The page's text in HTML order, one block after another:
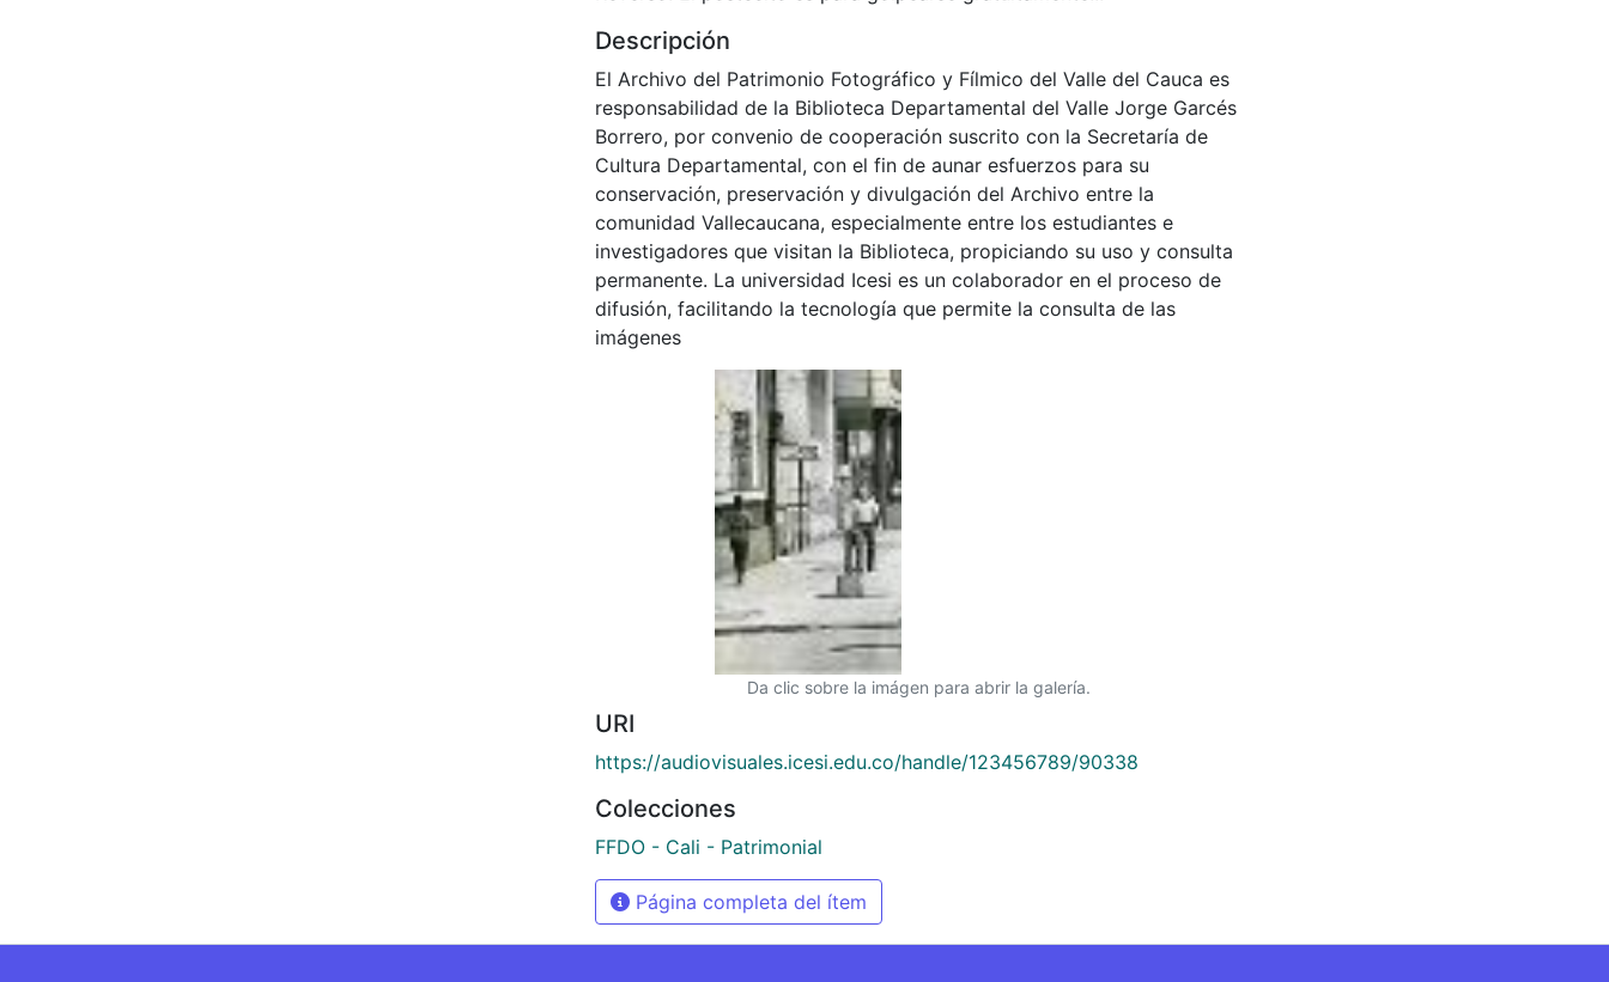
Descripción
El Archivo del Patrimonio Fotográfico y Fílmico del Valle del Cauca es
responsabilidad de la Biblioteca Departamental del Valle Jorge Garcés
Borrero, por convenio de cooperación suscrito con la Secretaría de
Cultura Departamental, con el fin de aunar esfuerzos para su
conservación, preservación y divulgación del Archivo entre la
comunidad Vallecaucana, especialmente entre los estudiantes e
investigadores que visitan la Biblioteca, propiciando su uso y consulta
permanente. La universidad Icesi es un colaborador en el proceso de
difusión, facilitando la tecnología que permite la consulta de las
imágenes
Da clic sobre la imágen para abrir la galería.
URI
https://audiovisuales.icesi.edu.co/handle/123456789/90338
Colecciones
FFDO - Cali - Patrimonial
Página completa del ítem